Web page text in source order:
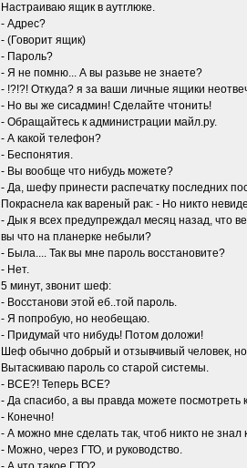
Настраиваю ящик в аутглюке.
- Адрес?
- (Говорит ящик)
- Пароль?
- Я не помню... А вы разьве не знаете?
- !?!?! Откуда? я за ваши личные ящики
- Но вы же сисадмин! Сделайте чтонить!
- Обращайтесь к администрации майл.ру.
- А какой телефон?
- Беспонятия.
- Вы вообще что нибудь можете?
- Да, шефу принести распечатку последних
Покраснела как вареный рак: - Но никто
- Дык я всех предупреждал месяц назад, что
вы что на планерке небыли?
- Была.... Так вы мне пароль восстановите?
- Нет.
5 минут, звонит шеф:
- Восстанови этой еб..той пароль.
- Я попробую, но необещаю.
- Придумай что нибудь! Потом доложи!
Шеф обычно добрый и отзывчивый человек, но
Вытаскиваю пароль со старой системы.
- ВСЕ?! Теперь ВСЕ?
- Да спасибо, а вы правда можете посмотреть
- Конечно!
- А можно мне сделать так, чтоб никто не знал
- Можно, через ГТО, и руководство.